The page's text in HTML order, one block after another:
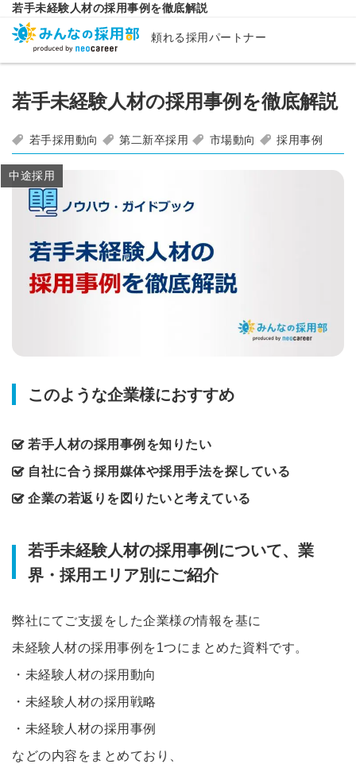
若手未経験人材の採用事例を徹底解説
頼れる採用パートナー
若手未経験人材の採用事例を徹底解説
若手採用動向 第二新卒採用 市場動向 採用事例
中途採用
このような企業様におすすめ
若手人材の採用事例を知りたい
自社に合う採用媒体や採用手法を探している
企業の若返りを図りたいと考えている
若手未経験人材の採用事例について、業
界・採用エリア別にご紹介
弊社にてご支援をした企業様の情報を基に
未経験人材の採用事例を1つにまとめた資料です。
・未経験人材の採用動向
・未経験人材の採用戦略
・未経験人材の採用事例
などの内容をまとめており、